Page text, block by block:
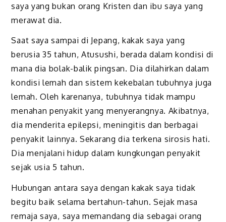
saya yang bukan orang Kristen dan ibu saya yang
merawat dia.
Saat saya sampai di Jepang, kakak saya yang
berusia 35 tahun, Atusushi, berada dalam kondisi di
mana dia bolak-balik pingsan. Dia dilahirkan dalam
kondisi lemah dan sistem kekebalan tubuhnya juga
lemah. Oleh karenanya, tubuhnya tidak mampu
menahan penyakit yang menyerangnya. Akibatnya,
dia menderita epilepsi, meningitis dan berbagai
penyakit lainnya. Sekarang dia terkena sirosis hati.
Dia menjalani hidup dalam kungkungan penyakit
sejak usia 5 tahun.
Hubungan antara saya dengan kakak saya tidak
begitu baik selama bertahun-tahun. Sejak masa
remaja saya, saya memandang dia sebagai orang